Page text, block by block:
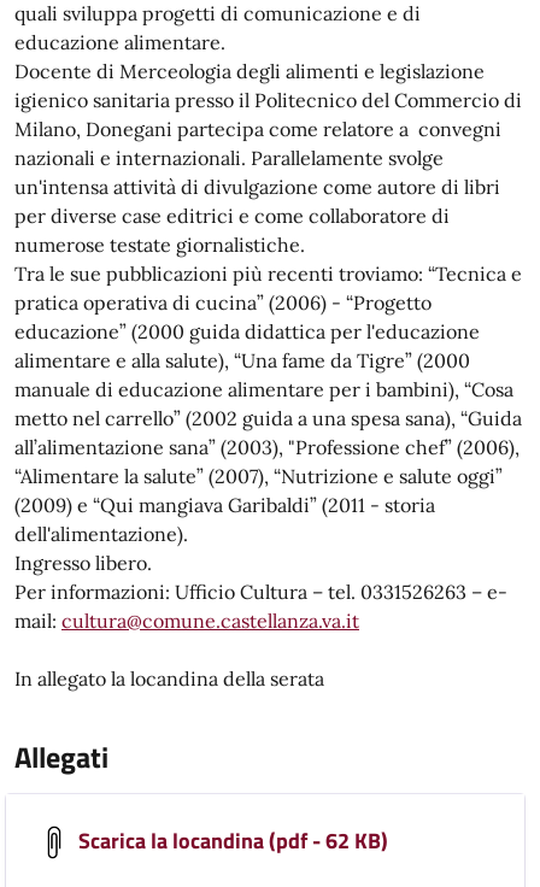
quali sviluppa progetti di comunicazione e di
educazione alimentare.
Docente di Merceologia degli alimenti e legislazione
igienico sanitaria presso il Politecnico del Commercio di
Milano, Donegani partecipa come relatore a convegni
nazionali e internazionali. Parallelamente svolge
un'intensa attività di divulgazione come autore di libri
per diverse case editrici e come collaboratore di
numerose testate giornalistiche.
Tra le sue pubblicazioni più recenti troviamo: “Tecnica e
pratica operativa di cucina” (2006) - “Progetto
educazione” (2000 guida didattica per l'educazione
alimentare e alla salute), “Una fame da Tigre” (2000
manuale di educazione alimentare per i bambini), “Cosa
metto nel carrello” (2002 guida a una spesa sana), “Guida
all’alimentazione sana” (2003), "Professione chef” (2006),
“Alimentare la salute” (2007), “Nutrizione e salute oggi”
(2009) e “Qui mangiava Garibaldi” (2011 - storia
dell'alimentazione).
Ingresso libero.
Per informazioni: Ufficio Cultura – tel. 0331526263 – e-
mail: cultura@comune.castellanza.va.it
In allegato la locandina della serata
Allegati
Scarica la locandina (pdf - 62 KB)